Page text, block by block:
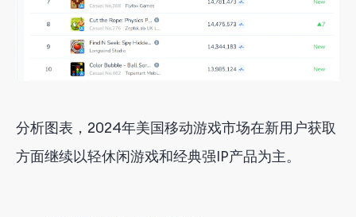
分析图表，2024年美国移动游戏市场在新用户获取
方面继续以轻休闲游戏和经典强IP产品为主。